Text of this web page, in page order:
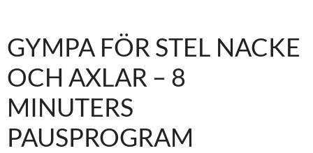
GYMPA FÖR STEL NACKE
OCH AXLAR – 8
MINUTERS
PAUSPROGRAM